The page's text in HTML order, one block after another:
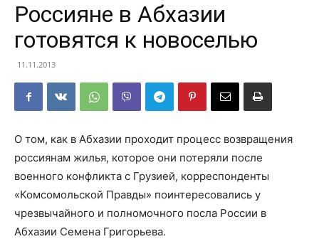
района
Россияне в Абхазии
готовятся к новоселью
11.11.2013
О том, как в Абхазии проходит процесс возвращения
россиянам жилья, которое они потеряли после
военного конфликта с Грузией, корреспонденты
«Комсомольской Правды» поинтересовались у
чрезвычайного и полномочного посла России в
Абхазии Семена Григорьева.